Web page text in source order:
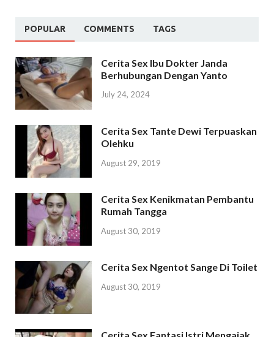
POPULAR COMMENTS TAGS
Cerita Sex Ibu Dokter Janda
Berhubungan Dengan Yanto
July 24, 2024
Cerita Sex Tante Dewi Terpuaskan
Olehku
August 29, 2019
Cerita Sex Kenikmatan Pembantu
Rumah Tangga
August 30, 2019
Cerita Sex Ngentot Sange Di Toilet
August 30, 2019